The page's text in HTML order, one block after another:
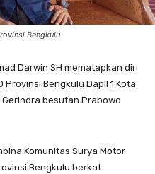
Bengkulu
Darwin SH mematapkan diri
Bengkulu Dapil 1 Kota
besutan Prabowo
Komunitas Surya Motor
Bengkulu berkat